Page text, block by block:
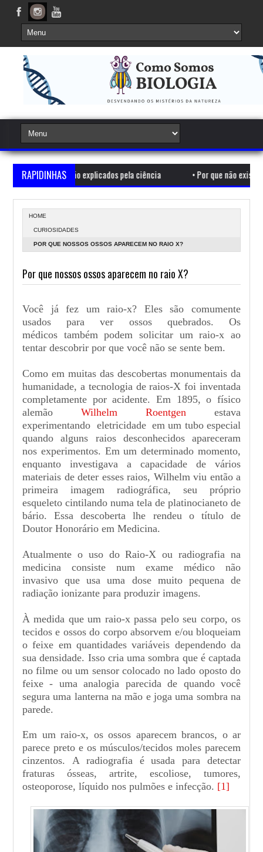
RAPIDINHAS
ainda não explicados pela ciência Por que não existem
HOME
CURIOSIDADES
POR QUE NOSSOS OSSOS APARECEM NO RAIO X?
Por que nossos ossos aparecem no raio X?
Você já fez um raio-x? Eles são comumente
usados ​​para ver ossos quebrados. Os
médicos também podem solicitar um raio-x ao
tentar descobrir por que você não se sente bem.
Como em muitas das descobertas monumentais da
humanidade, a tecnologia de raios-X foi inventada
completamente por acidente. Em 1895, o físico
alemão Wilhelm Roentgen estava
experimentando eletricidade em um tubo especial
quando alguns raios desconhecidos apareceram
nos experimentos. Em um determinado momento,
enquanto investigava a capacidade de vários
materiais de deter esses raios, Wilhelm viu então a
primeira imagem radiográfica, seu próprio
esqueleto cintilando numa tela de platinocianeto de
bário. Essa descoberta lhe rendeu o título de
Doutor Honorário em Medicina.
Atualmente o uso do Raio-X ou radiografia na
medicina consiste num exame médico não
invasivo que usa uma dose muito pequena de
radiação ionizante para produzir imagens.
À medida que um raio-x passa pelo seu corpo, os
tecidos e ossos do corpo absorvem e/ou bloqueiam
o feixe em quantidades variáveis ​​dependendo da
sua densidade. Isso cria uma sombra que é captada
no filme ou um sensor colocado no lado oposto do
feixe - uma analogia parecida de quando você
segura uma lanterna na mão e joga uma sombra na
parede.
Em um raio-x, os ossos aparecem brancos, o ar
parece preto e os músculos/tecidos moles parecem
cinzentos. A radiografia é usada para detectar
fraturas ósseas, artrite, escoliose, tumores,
osteoporose, líquido nos pulmões e infecção. [1]